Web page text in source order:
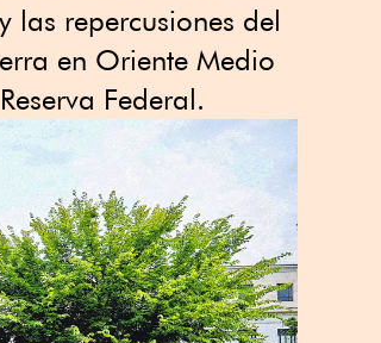
las repercusiones ⁠del
en Oriente Medio
‌Federal.